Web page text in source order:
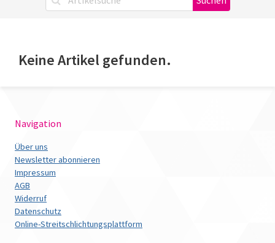
Keine Artikel gefunden.
Navigation
Über uns
Newsletter abonnieren
Impressum
AGB
Widerruf
Datenschutz
Online-Streitschlichtungsplattform